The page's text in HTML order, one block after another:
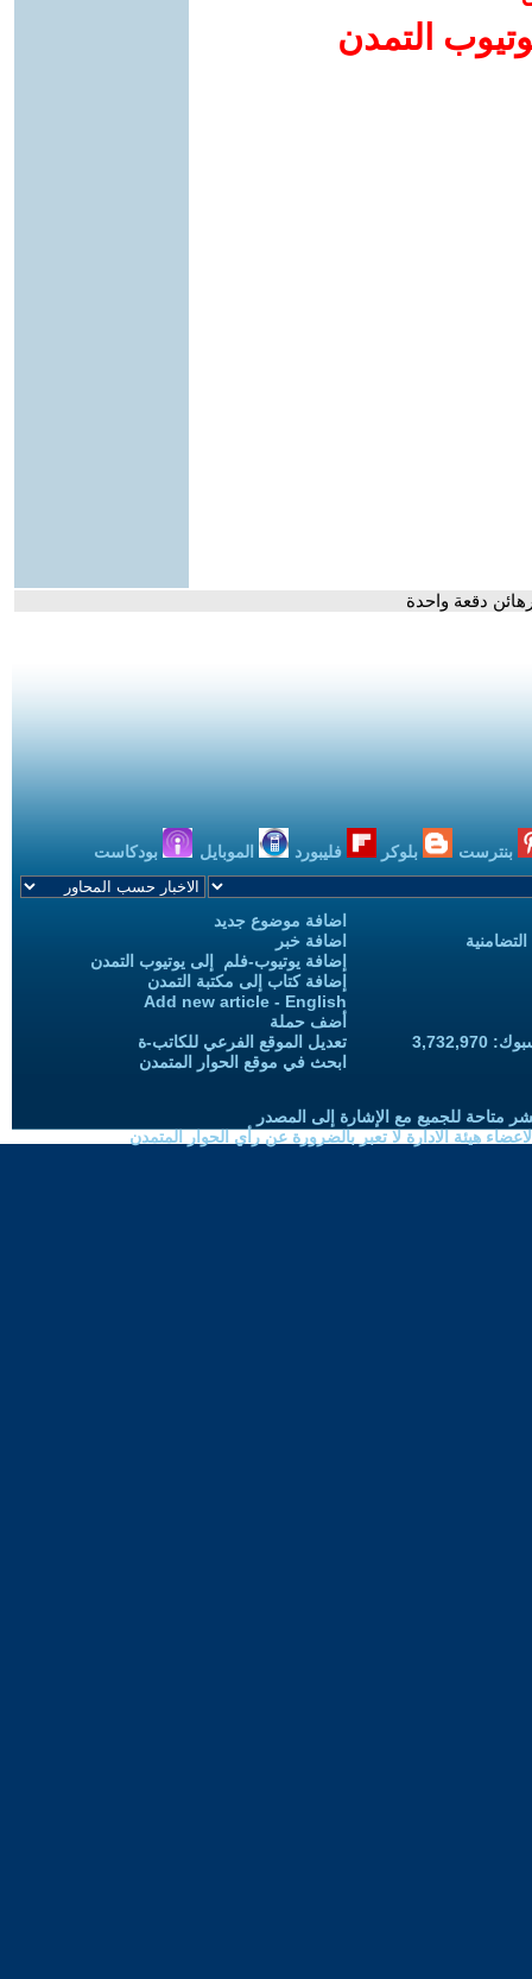
التمدن
دقعة واحدة
بنترست بلوكر فليبورد الموبايل بودكاست
اضافة موضوع جديد
اضافة خبر
إضافة يوتيوب-فلم إلى يوتيوب التمدن
إضافة كتاب إلى مكتبة التمدن
Add new article - English
أضف حملة
تعديل الموقع الفرعي للكاتب-ة
ابحث في موقع الحوار المتمدن
متاحة للجميع مع الإشارة إلى المصدر
هيئة الادارة لا تعبر بالضرورة عن رأي الحوار المتمدن